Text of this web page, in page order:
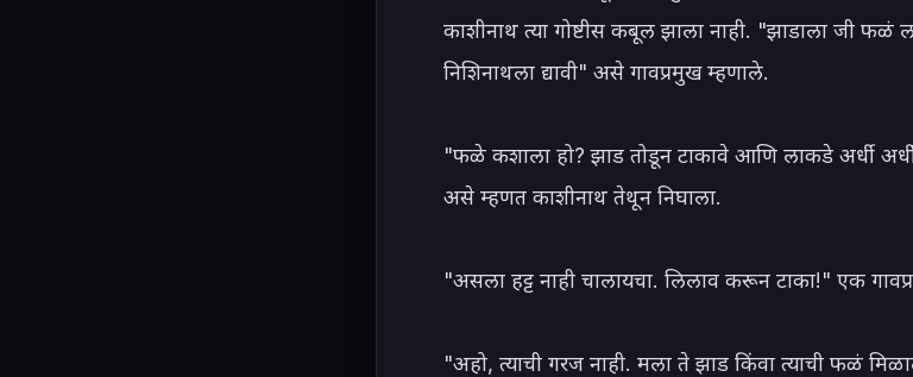
काशीनाथ त्या गोष्टीस कबूल झाला नाही. "झाडाला जी फळं
निशिनाथला द्यावी" असे गावप्रमुख म्हणाले.
"फळे कशाला हो? झाड तोडून टाकावे आणि लाकडे अर्धी
असे म्हणत काशीनाथ तेथून निघाला.
"असला हट्ट नाही चालायचा. लिलाव करून टाका!" एक
"अहो, त्याची गरज नाही. मला ते झाड किंवा त्याची फळं